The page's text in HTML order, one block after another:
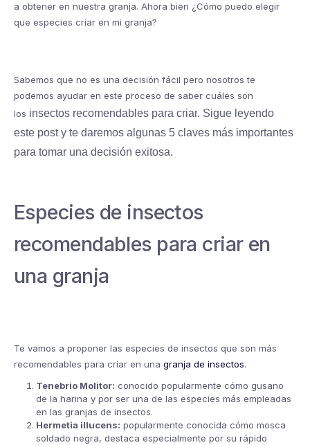
a obtener en nuestra granja. Ahora bien ¿Cómo puedo elegir
que especies criar en mi granja?
Sabemos que no es una decisión fácil pero nosotros te
podemos ayudar en este proceso de saber cuáles son
los insectos recomendables para criar. Sigue leyendo
este post y te daremos algunas 5 claves más importantes
para tomar una decisión exitosa.
Especies de insectos
recomendables para criar en
una granja
Te vamos a proponer las especies de insectos que son más
recomendables para criar en una granja de insectos.
Tenebrio Molitor: conocido popularmente cómo gusano
de la harina y por ser una de las especies más empleadas
en las granjas de insectos.
Hermetia illucens: popularmente conocida cómo mosca
soldado negra, destaca especialmente por su rápido